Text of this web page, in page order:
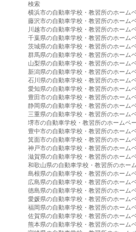
検索
横浜市の自動車学校・教習所のホーム
藤沢市の自動車学校・教習所のホーム
川越市の自動車学校・教習所のホーム
千葉県の自動車学校・教習所のホーム
茨城県の自動車学校・教習所のホーム
群馬県の自動車学校・教習所のホーム
山梨県の自動車学校・教習所のホーム
新潟県の自動車学校・教習所のホーム
石川県の自動車学校・教習所のホーム
愛知県の自動車学校・教習所のホーム
豊田市の自動車学校・教習所のホーム
静岡県の自動車学校・教習所のホーム
三重県の自動車学校・教習所のホーム
堺市の自動車学校・教習所のホームペ
豊中市の自動車学校・教習所のホーム
箕面市の自動車学校・教習所のホーム
神戸市の自動車学校・教習所のホーム
滋賀県の自動車学校・教習所のホーム
和歌山県の自動車学校・教習所のホー
島根県の自動車学校・教習所のホーム
広島県の自動車学校・教習所のホーム
徳島県の自動車学校・教習所のホーム
愛媛県の自動車学校・教習所のホーム
福岡県の自動車学校・教習所のホーム
佐賀県の自動車学校・教習所のホーム
熊本県の自動車学校・教習所のホーム